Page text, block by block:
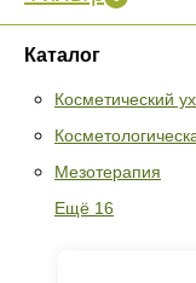
Каталог
Косметический
Мезотерапия
Ещё 16
Фильтр 0
Косметологическая